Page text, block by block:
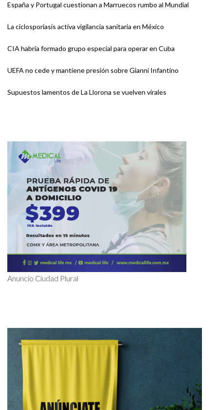
España y Portugal cuestionan a Marruecos rumbo al Mundial
La ciclosporiasis activa vigilancia sanitaria en México
CIA habría formado grupo especial para operar en Cuba
UEFA no cede y mantiene presión sobre Gianni Infantino
Supuestos lamentos de La Llorona se vuelven virales
Anuncio Ciudad Plural